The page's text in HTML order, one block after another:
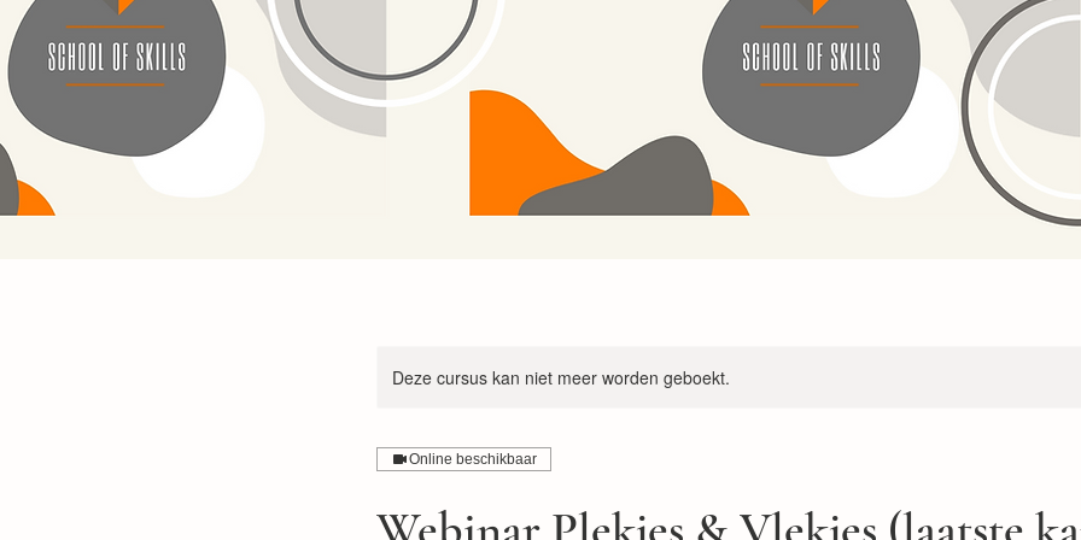
Deze cursus kan niet meer worden geboekt.
Online beschikbaar